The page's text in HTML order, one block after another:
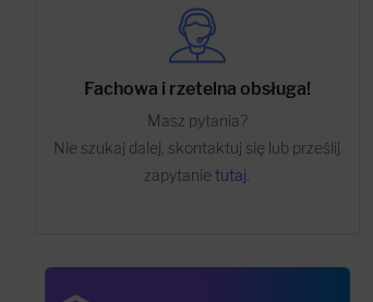
Fachowa i rzetelna obsługa!
Masz pytania?
Nie szukaj dalej, skontaktuj się lub prześlij
zapytanietutaj